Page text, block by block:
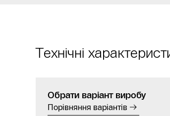
Технічні
Обрати варіант виробу
Порівняння варіантів